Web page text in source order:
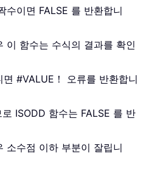
수이면 FALSE 를 반환합니
이 함수는 수식의 결과를 확인
#VALUE！ 오류를 반환합니
ISODD 함수는 FALSE 를 반
소수점 이하 부분이 잘립니